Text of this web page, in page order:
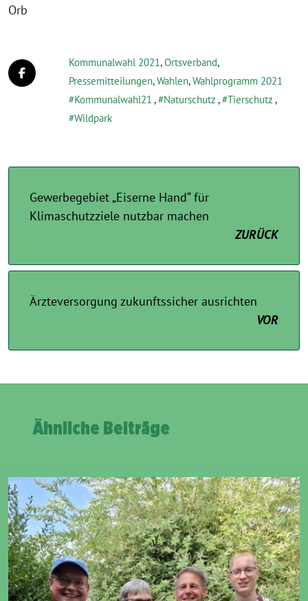
Orb
Kommunalwahl 2021,Ortsverband,
Pressemitteilungen,Wahlen,Wahlprogramm 2021
Kommunalwahl21 , Naturschutz , Tierschutz ,
Wildpark
Gewerbegebiet „Eiserne Hand“ für
Klimaschutzziele nutzbar machen
ZURÜCK
Ärzteversorgung zukunftssicher ausrichten
VOR
Ähnliche Beiträge